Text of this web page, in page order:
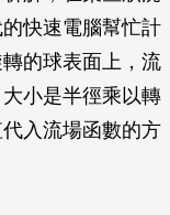
快速電腦幫忙計
的球表面上，流
小是半徑乘以轉
入流場函數的方